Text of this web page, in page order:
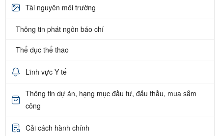
Tài nguyên môi trường
Thông tin phát ngôn báo chí
Thể dục thể thao
Lĩnh vực Y tế
Thông tin dự án, hạng mục đầu tư, đấu thầu, mua sắm
công
Cải cách hành chính